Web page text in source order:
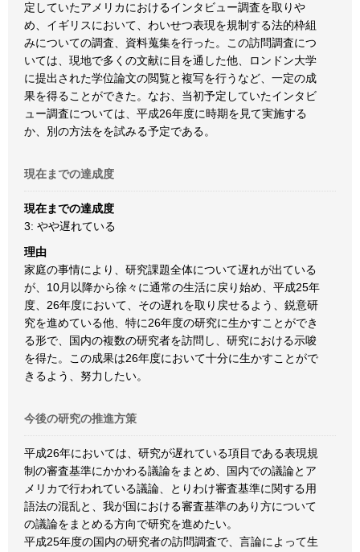
定していたアメリカにおけるインタビュー調査を取りや
め、イギリスにおいて、わいせつ表現を規制する法的枠組
みについての調査、資料蒐集を行った。この訪問調査につ
いては、現地で多くの文献に目を通した他、ロンドン大学
に提出された学位論文の閲覧と複写を行うなど、一定の成
果を得ることができた。なお、当初予定していたインタビ
ュー調査については、平成26年度に時期を見て実施する
か、別の方法をを試みる予定である。
現在までの達成度
現在までの達成度
3: やや遅れている
理由
家庭の事情により、研究課題全体について遅れが出ている
が、10月以降から徐々に通常の生活に戻り始め、平成25年
度、26年度において、その遅れを取り戻せるよう、鋭意研
究を進めている他、特に26年度の研究に生かすことができ
る形で、国内の複数の研究者を訪問し、研究における示唆
を得た。この成果は26年度において十分に生かすことがで
きるよう、努力したい。
今後の研究の推進方策
平成26年においては、研究が遅れている項目である表現規
制の審査基準にかかわる議論をまとめ、国内での議論とア
メリカで行われている議論、とりわけ審査基準に関する用
語法の混乱と、我が国における審査基準のあり方について
の議論をまとめる方向で研究を進めたい。
平成25年度の国内の研究者の訪問調査で、言論によって生